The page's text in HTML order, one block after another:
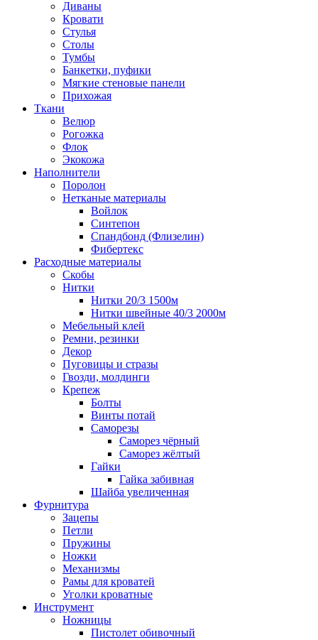
Диваны
Кровати
Стулья
Столы
Тумбы
Банкетки, пуфики
Мягкие стеновые панели
Прихожая
Ткани
Велюр
Рогожка
Флок
Экокожа
Наполнители
Поролон
Нетканые материалы
Войлок
Синтепон
Спандбонд (Флизелин)
Фибертекс
Расходные материалы
Скобы
Нитки
Нитки 20/3 1500м
Нитки швейные 40/3 2000м
Мебельный клей
Ремни, резинки
Декор
Пуговицы и стразы
Гвозди, молдинги
Крепеж
Болты
Винты потай
Саморезы
Саморез чёрный
Саморез жёлтый
Гайки
Гайка забивная
Шайба увеличенная
Фурнитура
Зацепы
Петли
Пружины
Ножки
Механизмы
Рамы для кроватей
Уголки кроватные
Инструмент
Ножницы
Пистолет обивочный